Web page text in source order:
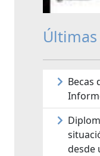
Becas
desde